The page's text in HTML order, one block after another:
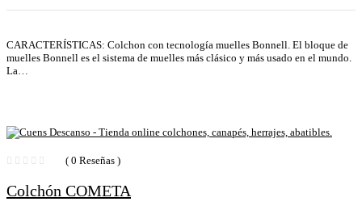
hasta
CARACTERÍSTICAS: Colchon con tecnología muelles Bonnell. El bloque de
muelles Bonnell es el sistema de muelles más clásico y más usado en el mundo.
La…
( 0 Reseñas )
Colchón COMETA